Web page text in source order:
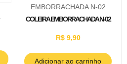
COLEIRA EMBORRACHADA N-02
R$9,90
Adicionar ao carrinho